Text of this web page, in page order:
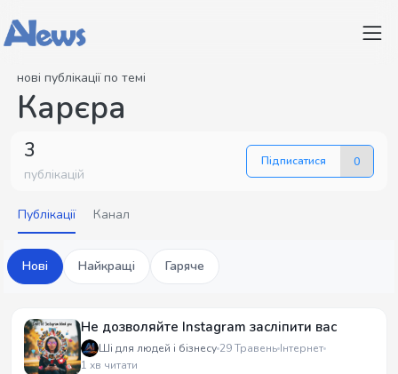
нові публікації по темі
Карєра
3
публікацій
Підписатися 0
Публікації Канал
Нові Найкращі Гаряче
Не дозволяйте Instagram засліпити вас
Ші для людей і бізнесу 29 Травень Інтернет
1 хв читати